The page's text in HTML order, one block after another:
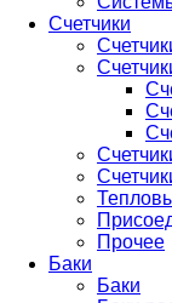
Счетчики
Прочее
Баки
Баки